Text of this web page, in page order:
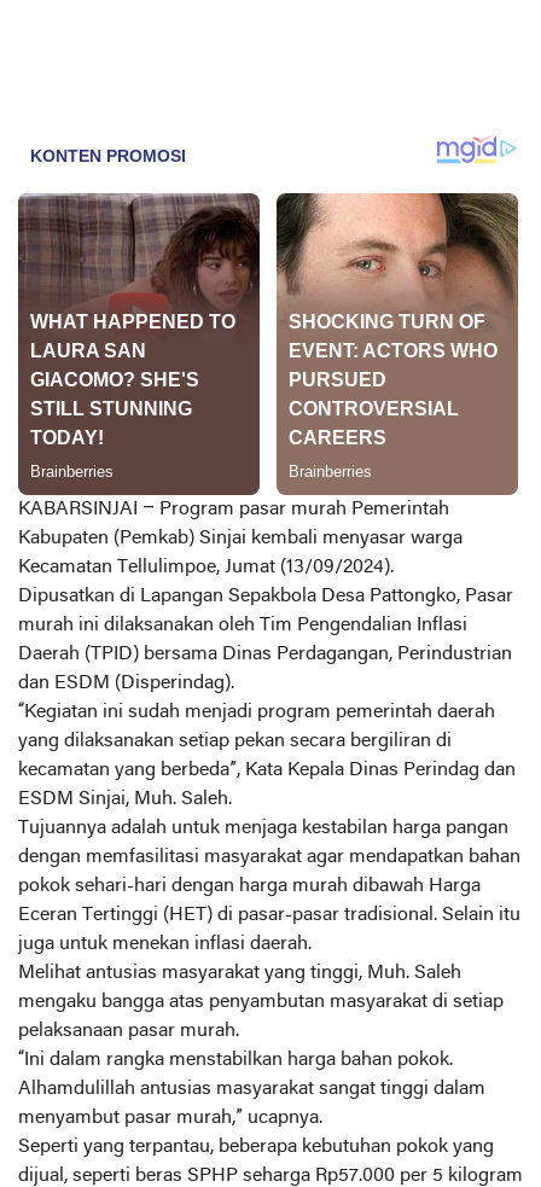
KABARSINJAI – Program pasar murah Pemerintah
Kabupaten (Pemkab) Sinjai kembali menyasar warga
Kecamatan Tellulimpoe, Jumat (13/09/2024).
Dipusatkan di Lapangan Sepakbola Desa Pattongko, Pasar
murah ini dilaksanakan oleh Tim Pengendalian Inflasi
Daerah (TPID) bersama Dinas Perdagangan, Perindustrian
dan ESDM (Disperindag).
“Kegiatan ini sudah menjadi program pemerintah daerah
yang dilaksanakan setiap pekan secara bergiliran di
kecamatan yang berbeda”, Kata Kepala Dinas Perindag dan
ESDM Sinjai, Muh. Saleh.
Tujuannya adalah untuk menjaga kestabilan harga pangan
dengan memfasilitasi masyarakat agar mendapatkan bahan
pokok sehari-hari dengan harga murah dibawah Harga
Eceran Tertinggi (HET) di pasar-pasar tradisional. Selain itu
juga untuk menekan inflasi daerah.
Melihat antusias masyarakat yang tinggi, Muh. Saleh
mengaku bangga atas penyambutan masyarakat di setiap
pelaksanaan pasar murah.
“Ini dalam rangka menstabilkan harga bahan pokok.
Alhamdulillah antusias masyarakat sangat tinggi dalam
menyambut pasar murah,” ucapnya.
Seperti yang terpantau, beberapa kebutuhan pokok yang
dijual, seperti beras SPHP seharga Rp57.000 per 5 kilogram